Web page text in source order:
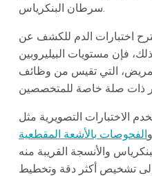
سرطان البنكرياس.
اختبارات الدم للكشف عن
فإن مستويات البيليروبين
التي تقيس من وظائف
الاختبارات التصويرية مثل
الفحوصات بالأشعة المقطعية
والأنسجة القريبة منه
تشخيص أكثر دقة وتخطيط